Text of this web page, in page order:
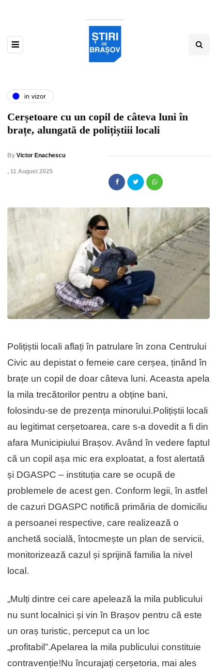
in vizor
Cerșetoare cu un copil de câteva luni în
brațe, alungată de polițiștiii locali
By Victor Enachescu
, 11 August 2025
Polițiștii locali aflați în patrulare în zona Centrului
Civic au depistat o femeie care cerșea, ținând în
brațe un copil de doar câteva luni. Aceasta apela
la mila trecătorilor pentru a obține bani,
folosindu-se de prezența minorului.Polițiștii locali
au legitimat cerșetoarea, care s-a dovedit a fi din
afara Municipiului Brașov. Având în vedere faptul
că un copil așa mic era exploatat, a fost alertată
și DGASPC – instituția care se ocupă de
problemele de acest gen. Conform legii, în astfel
de cazuri DGASPC notifică primăria de domiciliu
a persoanei respective, care realizează o
anchetă socială, întocmește un plan de servicii,
monitorizează cazul și sprijină familia la nivel
local.
„Mulți dintre cei care apelează la mila publicului
nu sunt localnici și vin în Brașov pentru că este
un oraș turistic, perceput ca un loc
„profitabil”.Apelarea la mila publicului constituie
contravenție!Nu încurajați cerșetoria, mai ales